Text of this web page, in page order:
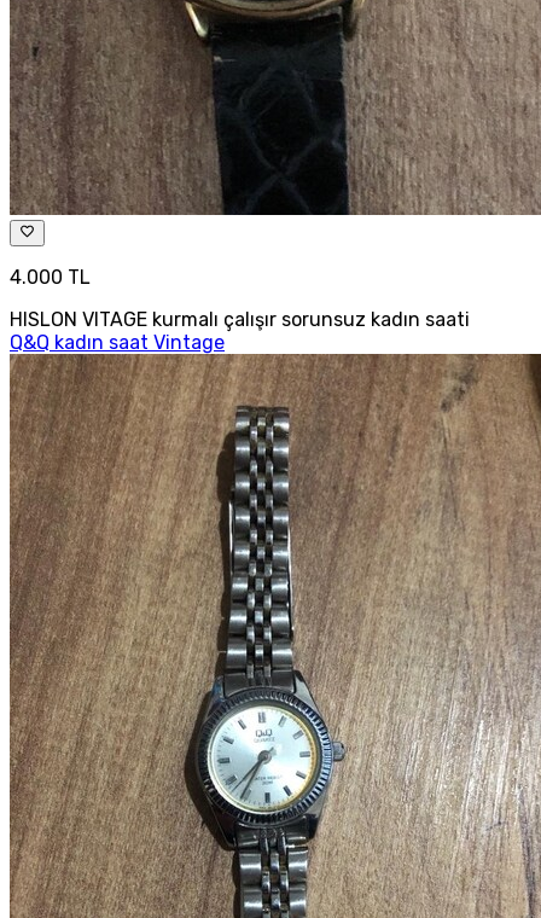
4.000 TL
HISLON VITAGE kurmalı çalışır sorunsuz kadın saati
Q&Q kadın saat Vintage